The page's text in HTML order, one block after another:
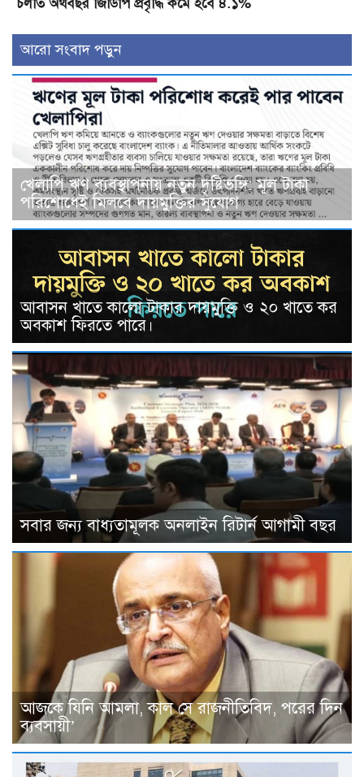
চলতি অর্থবছর জিডিপি প্রবৃদ্ধি কমে হবে ৪.১%
আরো সংবাদ পড়ুন
খেলাপি ঋণ ব্যবস্থাপনায় নতুন দৃষ্টিভঙ্গি: মূল টাকা
পরিশোধেই মিলবে দায়মুক্তির সুযোগ
আবাসন খাতে কালো টাকার দায়মুক্তি ও ২০ খাতে কর
অবকাশ ফিরতে পারে।
সবার জন্য বাধ্যতামূলক অনলাইন রিটার্ন আগামী বছর
আজকে যিনি আমলা, কাল সে রাজনীতিবিদ, পরের দিন
ব্যবসায়ী’